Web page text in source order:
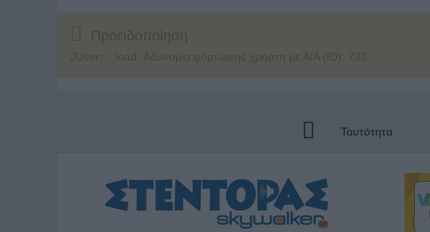
Προειδοποίηση
JUser: :_load: Αδυναμία φόρτωσης χρήστη με Α/Α (ID): 733
Ταυτότητα